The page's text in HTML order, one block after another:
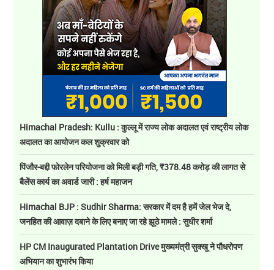
Himachal Pradesh: Kullu : कुल्लू में राज्य लोक अदालत एवं राष्ट्रीय लोक
अदालत का आयोजन कल शुक्रवार को
पिंजौर-बद्दी फोरलेन परियोजना को मिली बड़ी गति, ₹378.48 करोड़ की लागत से
बैलेंस कार्य का अवार्ड जारी : हर्ष महाजन
Himachal BJP : Sudhir Sharma: सरकार में दम है हमें जेल भेज दे,
जनहित की आवाज़ दबाने के लिए बनाए जा रहे झूठे मामले : सुधीर शर्मा
HP CM Inaugurated Plantation Drive मुख्यमंत्री सुक्खू ने पौधरोपण
अभियान का शुभारंभ किया